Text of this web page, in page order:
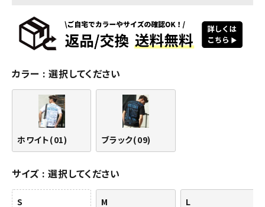
カラー 選択してください
ホワイト(01) ブラック(09)
サイズ 選択してください
S M L